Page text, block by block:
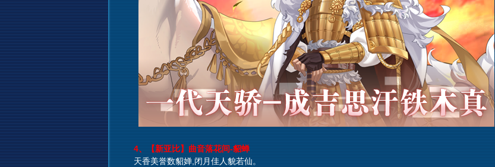
4、【新亚比】曲音落花间-貂蝉
天香美誉数貂婵,闭月佳人貌若仙。